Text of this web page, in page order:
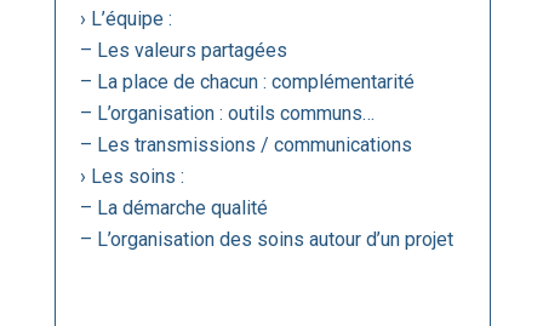
› L’équipe :
– Les valeurs partagées
– La place de chacun : complémentarité
– L’organisation : outils communs…
– Les transmissions / communications
› Les soins :
– La démarche qualité
– L’organisation des soins autour d’un projet